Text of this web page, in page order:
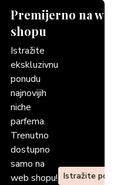
Premijerno na
shopu
Istražite
ekskluzivnu
ponudu
najnovijih
niche
parfema.
Trenutno
dostupno
samo na
web shopu! Istražite